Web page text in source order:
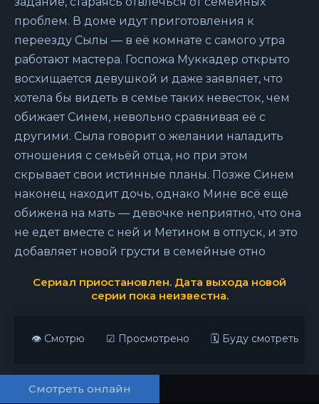
проблем. В доме идут приготовления к
переезду Сылы — в её комнате с самого утра
работают мастера. Госпожа Муккадер открыто
восхищается девушкой и даже заявляет, что
хотела бы видеть в семье таких невесток, чем
обижает Синем, невольно сравнивая её с
другими. Сыла говорит о желании наладить
отношения с семьёй отца, но при этом
скрывает свои истинные планы. Позже Синем
наконец находит дочь, однако Мине всё ещё
обижена на мать — девочке неприятно, что она
не едет вместе с ней и Метином в отпуск, и это
добавляет новой грусти в семейные отно
Сериал приостановлен. Дата выхода новой
серии пока неизвестна.
👁 Смотрю ☑ Просмотрено 🗓 Буду смотреть
Смотреть онлайн